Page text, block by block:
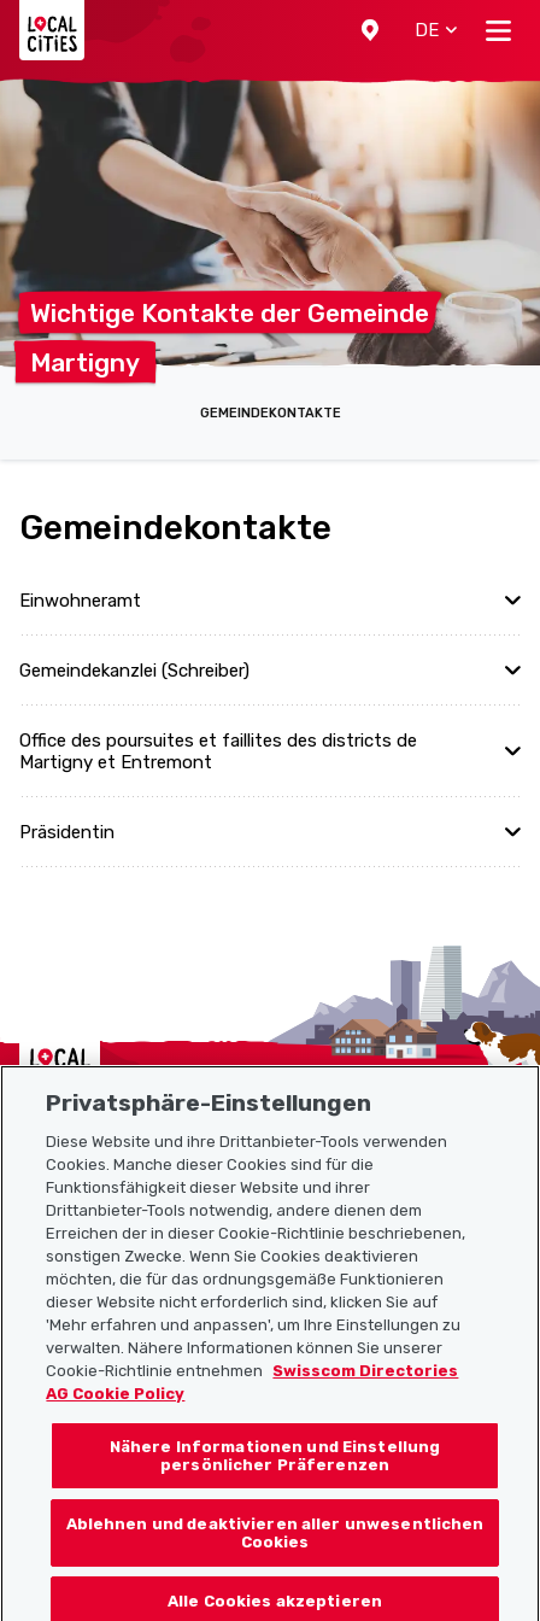
DE
Wichtige Kontakte der Gemeinde
Martigny
GEMEINDEKONTAKTE
Gemeindekontakte
Einwohneramt
Gemeindekanzlei (Schreiber)
Office des poursuites et faillites des districts de
Martigny et Entremont
Präsidentin
Localcities
Sitemap
Nützliche Links
Localcities App herunterladen
Folgt uns auf:
Privatsphäre-Einstellungen
Diese Website und ihre Drittanbieter-Tools verwenden
Cookies. Manche dieser Cookies sind für die
Funktionsfähigkeit dieser Website und ihrer
Drittanbieter-Tools notwendig, andere dienen dem
Erreichen der in dieser Cookie-Richtlinie beschriebenen,
sonstigen Zwecke. Wenn Sie Cookies deaktivieren
möchten, die für das ordnungsgemäße Funktionieren
dieser Website nicht erforderlich sind, klicken Sie auf
'Mehr erfahren und anpassen', um Ihre Einstellungen zu
verwalten. Nähere Informationen können Sie unserer
Cookie-Richtlinie entnehmen
Swisscom Directories
AG Cookie Policy
Nähere Informationen und Einstellung
persönlicher Präferenzen
Ablehnen und deaktivieren aller unwesentlichen
Cookies
Alle Cookies akzeptieren